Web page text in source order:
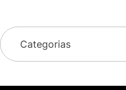
Categorias